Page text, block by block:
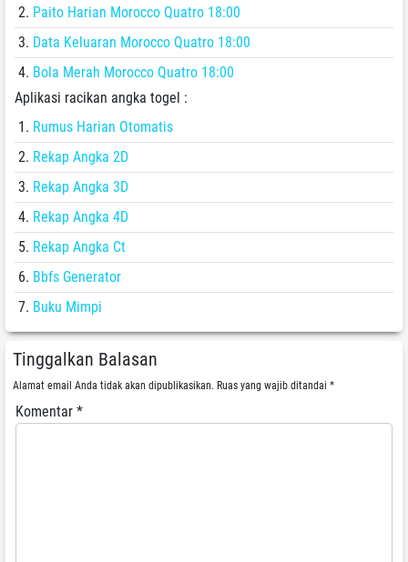
Paito Harian Morocco Quatro 18:00
Data Keluaran Morocco Quatro 18:00
Bola Merah Morocco Quatro 18:00
Aplikasi racikan angka togel :
Rumus Harian Otomatis
Rekap Angka 2D
Rekap Angka 3D
Rekap Angka 4D
Rekap Angka Ct
Bbfs Generator
Buku Mimpi
Tinggalkan Balasan
Alamat email Anda tidak akan dipublikasikan. Ruas yang wajib ditandai *
Komentar *